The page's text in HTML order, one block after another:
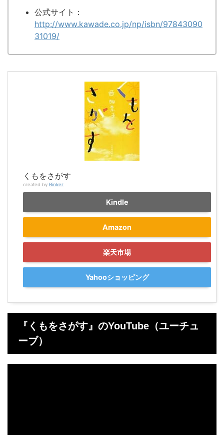
公式サイト：
http://www.kawade.co.jp/np/isbn/97843090
31019/
くもをさがす
created by Rinker
Kindle
Amazon
楽天市場
Yahooショッピング
『くもをさがす』のYouTube（ユーチュ
ーブ）